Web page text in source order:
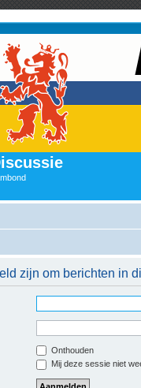
zijn om berichten in
Onthouden
Mij deze sessie niet